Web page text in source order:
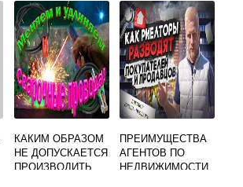
СВАРКЕ
КАКИМ ОБРАЗОМ
НЕ ДОПУСКАЕТСЯ
ПРОИЗВОДИТЬ
ПРЕИМУЩЕСТВА
АГЕНТОВ ПО
НЕДВИЖИМОСТИ